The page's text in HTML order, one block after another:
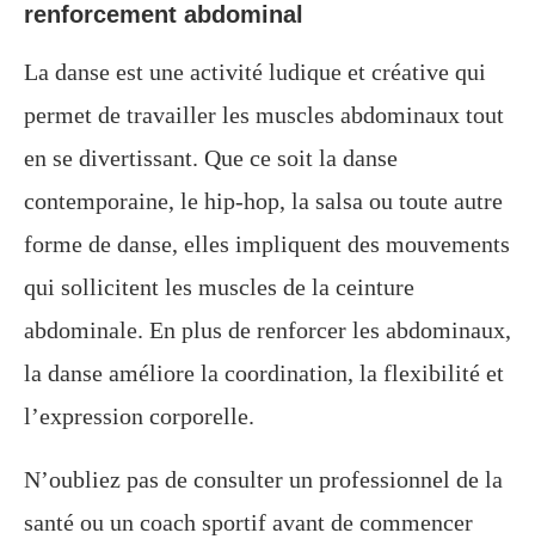
renforcement abdominal
La danse est une activité ludique et créative qui
permet de travailler les muscles abdominaux tout
en se divertissant. Que ce soit la danse
contemporaine, le hip-hop, la salsa ou toute autre
forme de danse, elles impliquent des mouvements
qui sollicitent les muscles de la ceinture
abdominale. En plus de renforcer les abdominaux,
la danse améliore la coordination, la flexibilité et
l’expression corporelle.
N’oubliez pas de consulter un professionnel de la
santé ou un coach sportif avant de commencer